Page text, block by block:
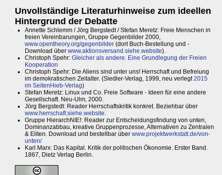
Unvollständige Literaturhinweise zum ideellen
Hintergrund der Debatte
Annette Schlemm / Jörg Bergstedt / Stefan Meretz: Freie Menschen in
freien Vereinbarungen, Gruppe Gegenbilder 2000,
www.opentheory.org/gegenbilder (dort Buch-Bestellung und -
Download über www.aktionsversand.siehe.website).
Christoph Spehr: Gleicher als andere. Eine Grundlegung der Freien
Kooperation
Christoph Spehr: Die Aliens sind unter uns! Herrschaft und Befreiung
im demokratischen Zeitalter. (Siedler-Verlag, 1999, neu verlegt2015
im SeitenHieb-Verlag)
Stefan Meretz: Linux und Co. Freie Software - Ideen für eine andere
Gesellschaft. Neu-Ulm, 2000.
Jörg Bergstedt: Reader Herrschaftskritik konkret. Beziehbar über
www.herrschaft.siehe.website.
Gruppe HierarchNIE!: Reader zur Entscheidungsfindung von unten,
Dominanzabbau, kreative Gruppenprozesse, Alternativen zu Zentralen
& Eliten. Download und bestellbar über www.projektwerkstatt.de/von-
unten/
Karl Marx: Das Kapital. Kritik der politischen Ökonomie. Erster Band.
1867, Dietz Verlag Berlin.